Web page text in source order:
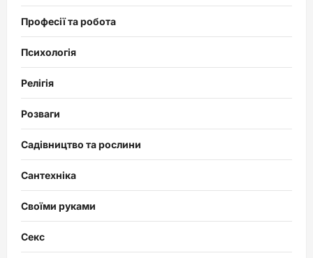
Професії та робота
Психологія
Релігія
Розваги
Садівництво та рослини
Сантехніка
Своїми руками
Секс